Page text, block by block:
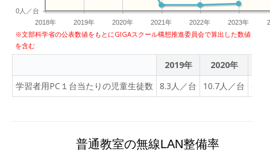
2018年 2019年 2020年 2021年 2022年 2023年
0人／台
※文部科学省の公表数値をもとにGIGAスクール構想推進委員会で算出した数値
を含む
2019年 2020年
学習者用PC１台当たりの児童生徒数
8.3人／台 10.7人／台 0.9
普通教室の無線LAN整備率